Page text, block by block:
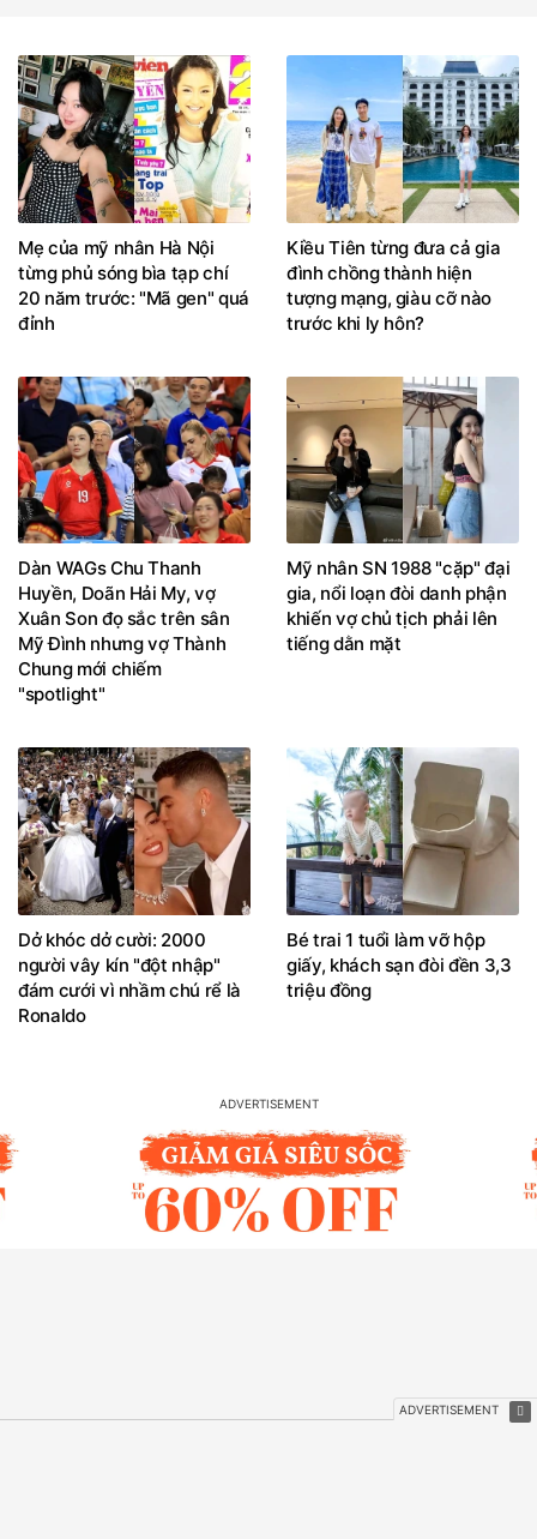
Mẹ của mỹ nhân Hà Nội
từng phủ sóng bìa tạp chí
20 năm trước: "Mã gen" quá
đỉnh
Kiều Tiên từng đưa cả gia
đình chồng thành hiện
tượng mạng, giàu cỡ nào
trước khi ly hôn?
Dàn WAGs Chu Thanh
Huyền, Doãn Hải My, vợ
Xuân Son đọ sắc trên sân
Mỹ Đình nhưng vợ Thành
Chung mới chiếm
"spotlight"
Mỹ nhân SN 1988 "cặp" đại
gia, nổi loạn đòi danh phận
khiến vợ chủ tịch phải lên
tiếng dằn mặt
Dở khóc dở cười: 2000
người vây kín "đột nhập"
đám cưới vì nhầm chú rể là
Ronaldo
Bé trai 1 tuổi làm vỡ hộp
giấy, khách sạn đòi đền 3,3
triệu đồng